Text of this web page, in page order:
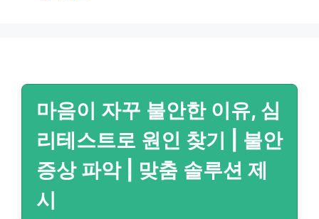
마음이 자꾸 불안한 이유, 심
리테스트로 원인 찾기 | 불안
증상 파악 | 맞춤 솔루션 제
시